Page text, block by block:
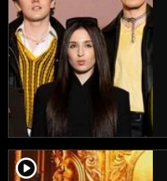
player2